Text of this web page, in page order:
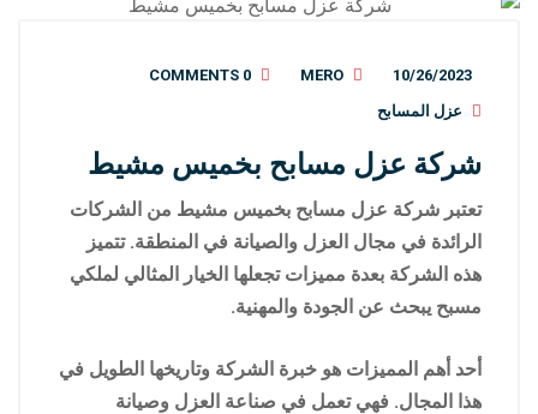
10/26/2023
MERO
0 COMMENTS
عزل المسابح
شركة عزل مسابح بخميس مشيط
تعتبر شركة عزل مسابح بخميس مشيط من الشركات
الرائدة في مجال العزل والصيانة في المنطقة. تتميز
هذه الشركة بعدة مميزات تجعلها الخيار المثالي لملكي
مسبح يبحث عن الجودة والمهنية.
أحد أهم المميزات هو خبرة الشركة وتاريخها الطويل في
هذا المجال. فهي تعمل في صناعة العزل وصيانة